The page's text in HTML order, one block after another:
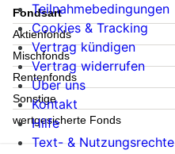
Fondsart
Aktienfonds
Mischfonds
Rentenfonds
Sonstige
wertgesicherte Fonds
Teilnahmebedingungen
Cookies & Tracking
Vertrag kündigen
Vertrag widerrufen
Über uns
Kontakt
Hilfe
Text- & Nutzungsrechte